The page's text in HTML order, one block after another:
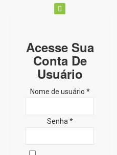
Acesse Sua
Conta De
Usuário
Nome de usuário *
Senha *